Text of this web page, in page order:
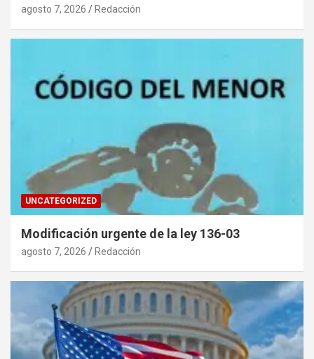
agosto 7, 2026 Redacción
UNCATEGORIZED
Modificación urgente de la ley 136-03
agosto 7, 2026 Redacción